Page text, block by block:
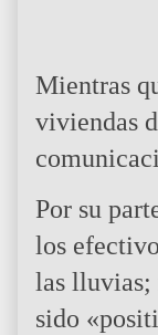
Mientras
viviendas
Por su
los
las lluvias;
sido